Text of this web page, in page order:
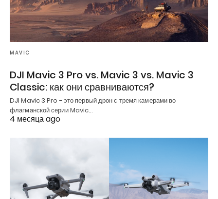
MAVIC
DJI Mavic 3 Pro vs. Mavic 3 vs. Mavic 3
Classic: как они сравниваются?
DJI Mavic 3 Pro - это первый дрон с тремя камерами во
флагманской серии Mavic…
4 месяца ago